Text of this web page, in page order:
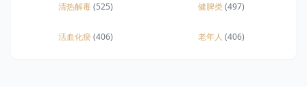
清热解毒(525) 健脾类(497)
活血化瘀(406) 老年人 (406)